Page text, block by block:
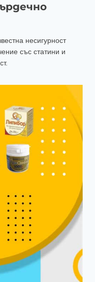
несигурност
със статини и